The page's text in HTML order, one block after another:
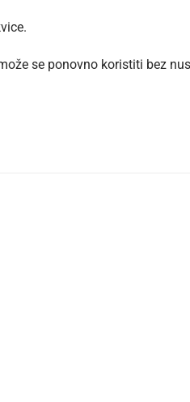
se ponovno koristiti bez